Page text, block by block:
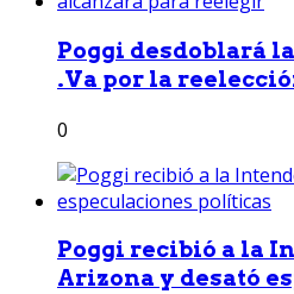
Poggi desdoblará
.Va por la
0
Poggi recibió a la
Arizona y desató